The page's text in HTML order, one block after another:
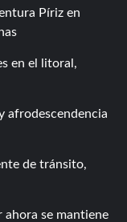
Píriz en
en el litoral,
afrodescendencia
de tránsito,
ahora se mantiene